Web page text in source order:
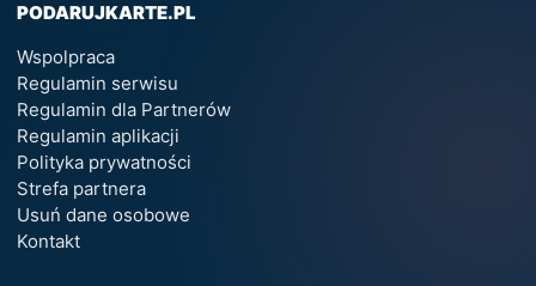
PODARUJKARTE.PL
Wspolpraca
Regulamin serwisu
Regulamin dla Partnerów
Regulamin aplikacji
Polityka prywatności
Strefa partnera
Usuń dane osobowe
Kontakt